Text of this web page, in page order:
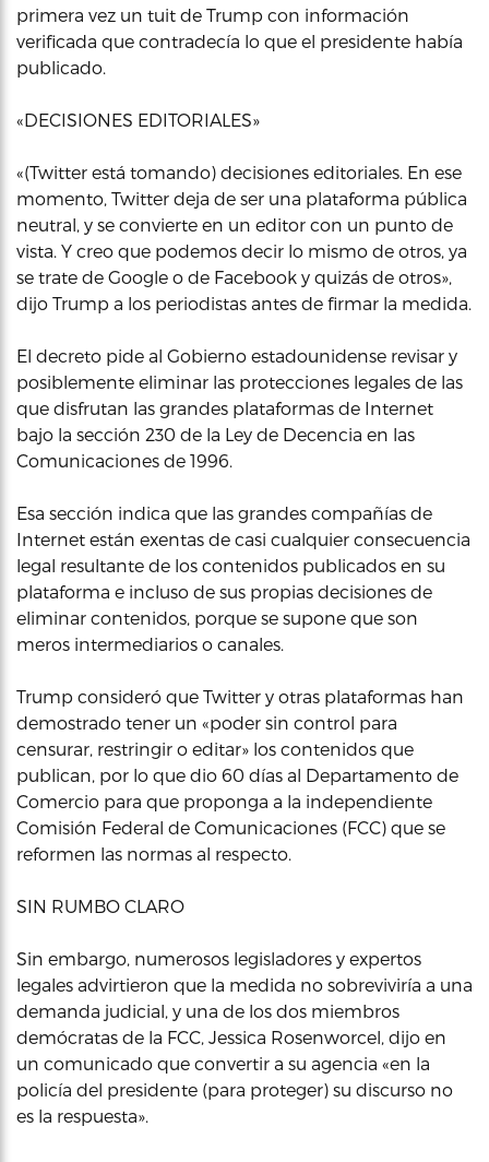
primera vez un tuit de Trump con información
verificada que contradecía lo que el presidente había
publicado.
«DECISIONES EDITORIALES»
«(Twitter está tomando) decisiones editoriales. En ese
momento, Twitter deja de ser una plataforma pública
neutral, y se convierte en un editor con un punto de
vista. Y creo que podemos decir lo mismo de otros, ya
se trate de Google o de Facebook y quizás de otros»,
dijo Trump a los periodistas antes de firmar la medida.
El decreto pide al Gobierno estadounidense revisar y
posiblemente eliminar las protecciones legales de las
que disfrutan las grandes plataformas de Internet
bajo la sección 230 de la Ley de Decencia en las
Comunicaciones de 1996.
Esa sección indica que las grandes compañías de
Internet están exentas de casi cualquier consecuencia
legal resultante de los contenidos publicados en su
plataforma e incluso de sus propias decisiones de
eliminar contenidos, porque se supone que son
meros intermediarios o canales.
Trump consideró que Twitter y otras plataformas han
demostrado tener un «poder sin control para
censurar, restringir o editar» los contenidos que
publican, por lo que dio 60 días al Departamento de
Comercio para que proponga a la independiente
Comisión Federal de Comunicaciones (FCC) que se
reformen las normas al respecto.
SIN RUMBO CLARO
Sin embargo, numerosos legisladores y expertos
legales advirtieron que la medida no sobreviviría a una
demanda judicial, y una de los dos miembros
demócratas de la FCC, Jessica Rosenworcel, dijo en
un comunicado que convertir a su agencia «en la
policía del presidente (para proteger) su discurso no
es la respuesta».